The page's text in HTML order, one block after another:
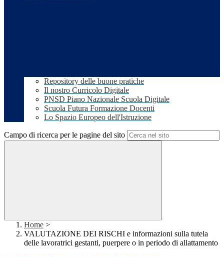
Repository delle buone pratiche
Il nostro Curricolo Digitale
PNSD Piano Nazionale Scuola Digitale
Scuola Futura Formazione Docenti
Lo Spazio Europeo dell'Istruzione
Campo di ricerca per le pagine del sito
Home >
VALUTAZIONE DEI RISCHI e informazioni sulla tutela
delle lavoratrici gestanti, puerpere o in periodo di allattamento